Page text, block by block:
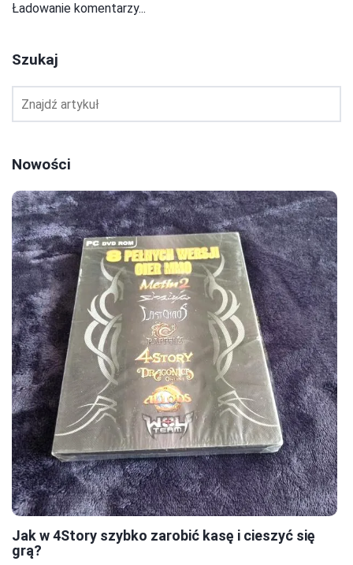
Ładowanie komentarzy...
Szukaj
Nowości
Jak w 4Story szybko zarobić kasę i cieszyć się
grą?